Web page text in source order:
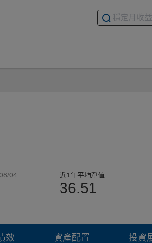
搜尋基金
請輸入您想搜
04 近1年平均淨值
36.51
效 資產配置 投資